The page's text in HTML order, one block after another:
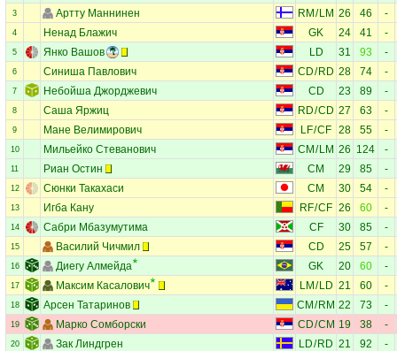
3 Артту Маннинен RM / LM 26 46 -
4 Ненад Блажич GK 24 41 -
5 Янко Вашов LD 31 93 -
6 Синиша Павлович CD/ RD 28 74 -
7 Небойша Джорджевич CD 23 89 -
8 Саша Яржиц RD/CD 27 63 -
9 Мане Велимирович LF/CF 28 55 -
10 Мильейко Стеванович CM / LM 26 124 -
11 Риан Остин CM 29 85 -
12 Сюнки Такахаси CM 30 54 -
13 Игба Кану RF/CF 26 60 -
14 Сабри Мбазумутима CF 30 85 -
15 Василий Чичмил CD 25 57 -
16 Диегу Алмейда GK 20 60 -
17 Максим Касалович LM /LD 21 60 -
18 Арсен Татаринов CM / RM 22 73 -
19 Марко Сомборски CD/CM 19 38 -
20 Зак Линдгрен LD/ RD 21 92 -